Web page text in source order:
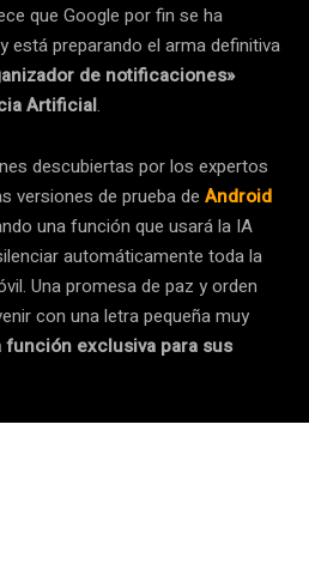
que Google por fin se ha
está preparando el arma definitiva
de notificaciones»
Artificial.
descubiertas por los expertos
versiones de prueba de Android
una función que usará la IA
automáticamente toda la
Una promesa de paz y orden
con una letra pequeña muy
función exclusiva para sus